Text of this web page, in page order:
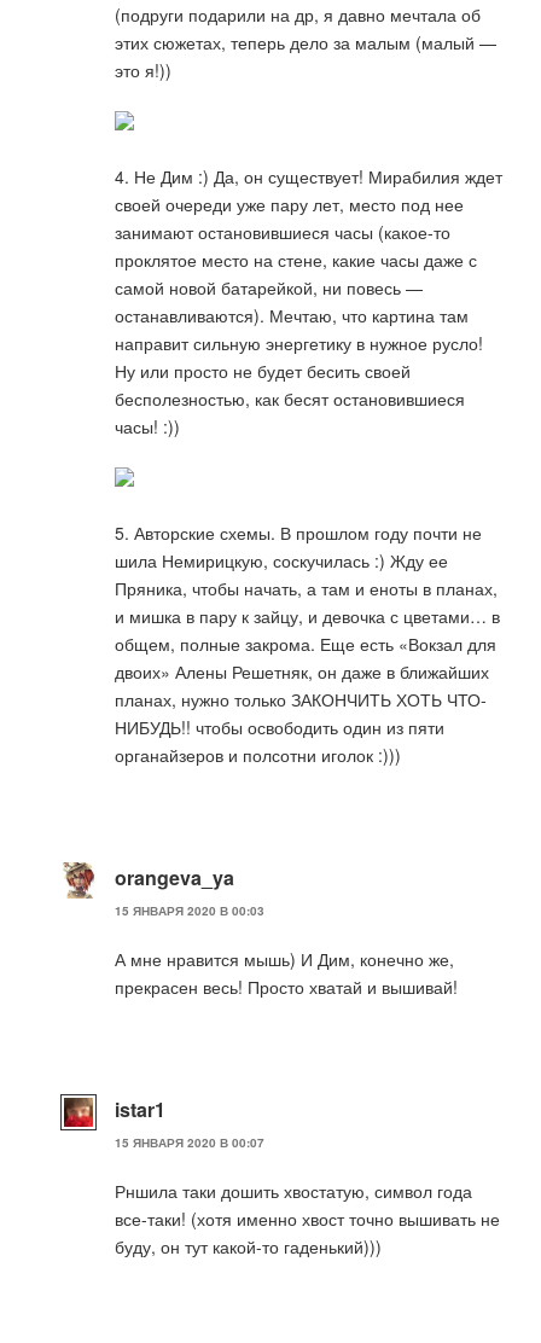
(подруги подарили на др, я давно мечтала об
этих сюжетах, теперь дело за малым (малый —
это я!))
4. Не Дим :) Да, он существует! Мирабилия ждет
своей очереди уже пару лет, место под нее
занимают остановившиеся часы (какое-то
проклятое место на стене, какие часы даже с
самой новой батарейкой, ни повесь —
останавливаются). Мечтаю, что картина там
направит сильную энергетику в нужное русло!
Ну или просто не будет бесить своей
бесполезностью, как бесят остановившиеся
часы! :))
5. Авторские схемы. В прошлом году почти не
шила Немирицкую, соскучилась :) Жду ее
Пряника, чтобы начать, а там и еноты в планах,
и мишка в пару к зайцу, и девочка с цветами… в
общем, полные закрома. Еще есть «Вокзал для
двоих» Алены Решетняк, он даже в ближайших
планах, нужно только ЗАКОНЧИТЬ ХОТЬ ЧТО-
НИБУДЬ!! чтобы освободить один из пяти
органайзеров и полсотни иголок :)))
orangeva_ya
15 ЯНВАРЯ 2020 В 00:03
А мне нравится мышь) И Дим, конечно же,
прекрасен весь! Просто хватай и вышивай!
istar1
15 ЯНВАРЯ 2020 В 00:07
Рншила таки дошить хвостатую, символ года
все-таки! (хотя именно хвост точно вышивать не
буду, он тут какой-то гаденький)))